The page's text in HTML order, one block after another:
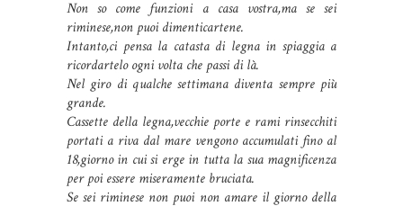
Non so come funzioni a casa vostra,ma se sei
riminese,non puoi dimenticartene.
Intanto,ci pensa la catasta di legna in spiaggia a
ricordartelo ogni volta che passi di là.
Nel giro di qualche settimana diventa sempre più
grande.
Cassette della legna,vecchie porte e rami rinsecchiti
portati a riva dal mare vengono accumulati fino al
18,giorno in cui si erge in tutta la sua magnificenza
per poi essere miseramente bruciata.
Se sei riminese non puoi non amare il giorno della